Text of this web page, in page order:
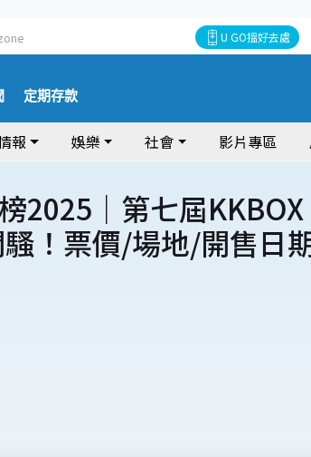
U GO搵好去處
定期存款
報 娛樂 社會 影片專區
2025｜第七屆KKBOX
！票價/場地/開售日